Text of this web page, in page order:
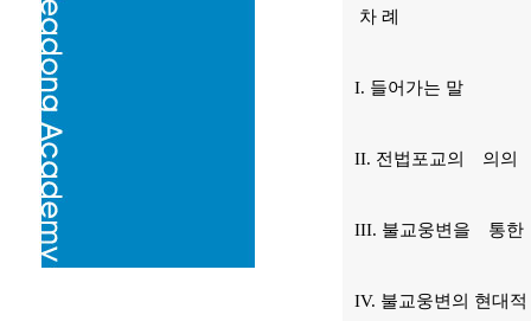
차 례
I. 들어가는 말
II. 전법포교의 의의
III. 불교웅변을 통
IV. 불교웅변의 현대